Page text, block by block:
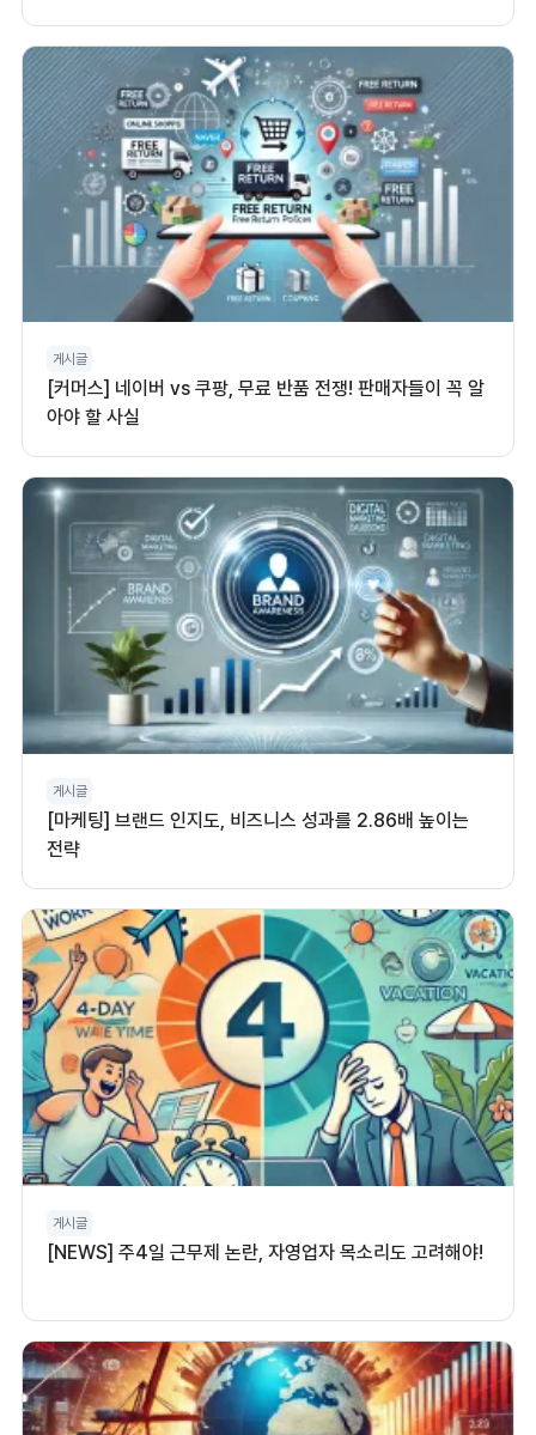
게시글
[커머스] 네이버 vs 쿠팡, 무료 반품 전쟁! 판매자들이 꼭 알
아야 할 사실
게시글
[마케팅] 브랜드 인지도, 비즈니스 성과를 2.86배 높이는
전략
게시글
[NEWS] 주4일 근무제 논란, 자영업자 목소리도 고려해야!